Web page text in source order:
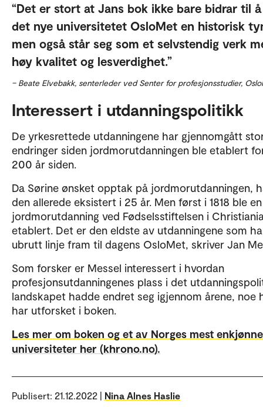
Det er stort at Jans bok ikke bare bidrar til
det nye universitetet OsloMet en historisk
men også står seg som et selvstendig verk
høy kvalitet og lesverdighet.
– Beate Elvebakk, senterleder ved Senter for profesjonsstudier,
Interessert i utdanningspolitikk
De yrkesrettede utdanningene har gjennomgått
endringer siden jordmorutdanningen ble etablert
200 år siden.
Da Sørine ønsket opptak på jordmorutdanningen,
den allerede eksistert i 25 år. Men først i 1818 ble
jordmorutdanning ved Fødselsstiftelsen i
etablert. Det er den eldste av utdanningene som
ubrutt linje fram til dagens OsloMet, skriver Jan
Som forsker er Messel interessert i hvordan
profesjonsutdanningenes plass i det
landskapet hadde endret seg igjennom årene, noe
har utforsket i boken.
Les mer om boken og et av Norges mest
universiteter her (khrono.no).
Publisert: 21.12.2022 | Nina Alnes Haslie